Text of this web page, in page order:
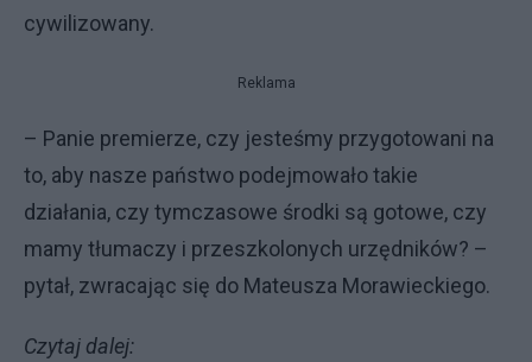
cywilizowany.
Reklama
– Panie premierze, czy jesteśmy przygotowani na
to, aby nasze państwo podejmowało takie
działania, czy tymczasowe środki są gotowe, czy
mamy tłumaczy i przeszkolonych urzędników? –
pytał, zwracając się do Mateusza Morawieckiego.
Czytaj dalej: